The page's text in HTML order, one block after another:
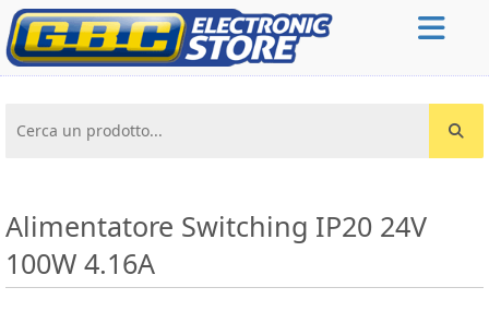
Cerca un prodotto...
Alimentatore Switching IP20 24V
100W 4.16A